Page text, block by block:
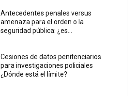
Antecedentes penales versus
amenaza para el orden o la
seguridad pública: ¿es...
Cesiones de datos penitenciarios
para investigaciones policiales
¿Dónde está el límite?